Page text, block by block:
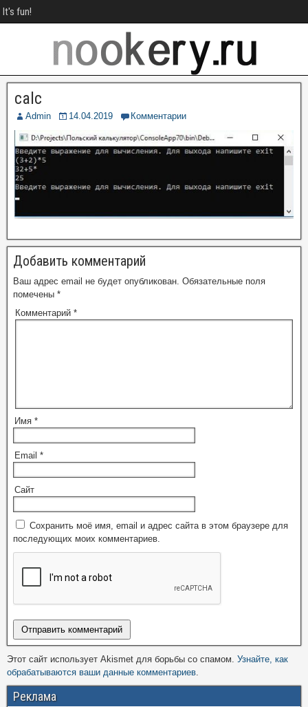
It's fun!
calc
Admin 14.04.2019 Комментарии
Добавить комментарий
Ваш адрес email не будет опубликован. Обязательные поля
помечены *
Комментарий *
Имя *
Email *
Сайт
Сохранить моё имя, email и адрес сайта в этом браузере для
последующих моих комментариев.
Этот сайт использует Akismet для борьбы со спамом. Узнайте, как
обрабатываются ваши данные комментариев.
Реклама